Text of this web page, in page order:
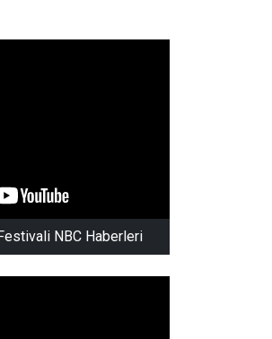
NBC Haberleri